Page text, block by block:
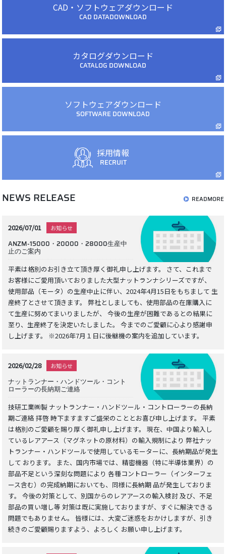
CAD・ソフトウェアダウンロード
CAD DATADOWNLOAD
カタログダウンロード
CATALOG DOWNLOAD
ソフトウェアダウンロード
SOFTWARE DOWNLOAD
採用情報
RECRUIT
NEWS RELEASE READMORE
2026/07/01 お知らせ
ANZM-15000・20000・28000生産中
止のご案内
平素は格別のお引き立て頂き厚く御礼申し上げます。 さて、これまで
お客様にご愛用頂いておりました大型ナットランナシリーズですが、
使用部品（モータ）の生産中止に伴い、2024年4月15日をもちまして 生
産終了とさせて頂きます。 弊社としましても、使用部品の在庫購入に
て生産に努めてまいりましたが、 今後の生産が困難であるとの結果に
至り、生産終了を決定いたしました。 今までのご愛顧に心より感謝申
し上げます。 ※2026年7月１日に後継機の案内を追加しています。
2026/02/28 お知らせ
ナットランナー・ハンドツール・コント
ローラーの長納期ご連絡
技研工業㈱製 ナットランナー・ハンドツール・コントローラーの長納
期ご連絡 拝啓 時下ますますご盛栄のこととお喜び申し上げます。 平素
は格別のご愛顧を賜り厚く御礼申し上げます。 現在、中国より輸入し
ているレアアース（マグネットの原材料）の輸入規制により 弊社ナッ
トランナー・ハンドツールで使用しているモーターに、長納期品が発生
して おります。 また、国内市場では、精密機器（特に半導体業界）の
部品不足という深刻な問題により 各種コントローラー（インターフェ
ース含む）の完成納期においても、同様に長納期 品が発生しておりま
す。 今後の対策として、別国からのレアアースの輸入検討 及び、不足
部品の買い増し等 対策は既に実施しておりますが、すぐに解決できる
問題でもありません。 皆様には、大変ご迷惑をおかけしますが、引き
続きのご愛顧賜りますよう、よろしく お願い申し上げます。